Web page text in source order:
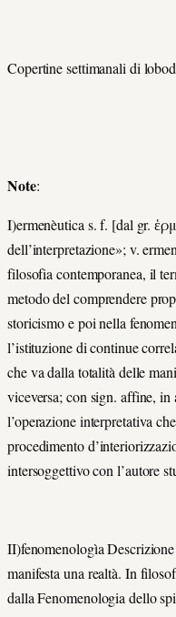
Copertine settimanali di
Note:
I)ermenèutica s. f. [dal gr.
dell’interpretazione»; v.
filosofia contemporanea, il
metodo del comprendere
storicismo e poi nella
l’istituzione di continue
che va dalla totalità delle
viceversa; con sign. affine,
l’operazione interpretativa
procedimento
intersoggettivo con l’autore
II)fenomenologìa
manifesta una realtà. In
dalla Fenomenologia dello